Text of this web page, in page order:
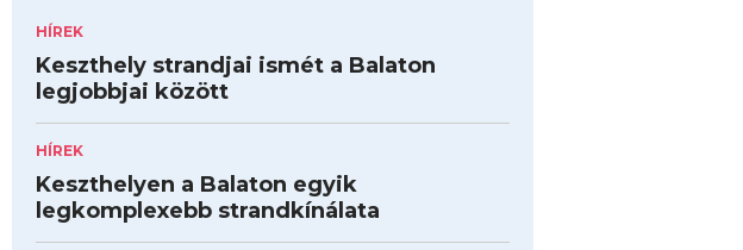
HÍREK
Keszthely strandjai ismét a Balaton
legjobbjai között
HÍREK
Keszthelyen a Balaton egyik
legkomplexebb strandkínálata